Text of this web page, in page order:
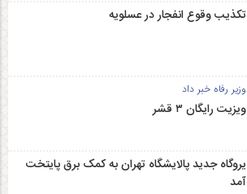
تکذیب وقوع انفجار در عسلویه
وزیر رفاه خبر داد
ویزیت رایگان ۳ قشر
یروگاه جدید پالایشگاه تهران به کمک برق پایتخت
آمد